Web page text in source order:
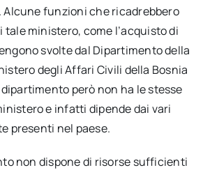
funzioni che ricadrebbero
tale ministero, come l’acquisto di
svolte dal Dipartimento della
degli Affari Civili della Bosnia
però non ha le stesse
e infatti dipende dai vari
presenti nel paese.
non dispone di risorse sufficienti